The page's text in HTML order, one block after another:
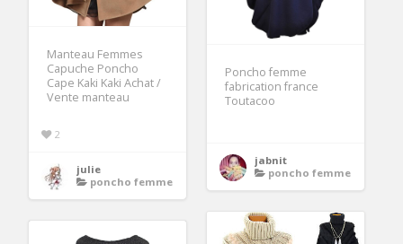
Manteau Femmes
Capuche Poncho
Cape Kaki Kaki Achat /
Vente manteau
2
julie
poncho femme
Poncho femme
fabrication france
Toutacoo
jabnit
poncho femme